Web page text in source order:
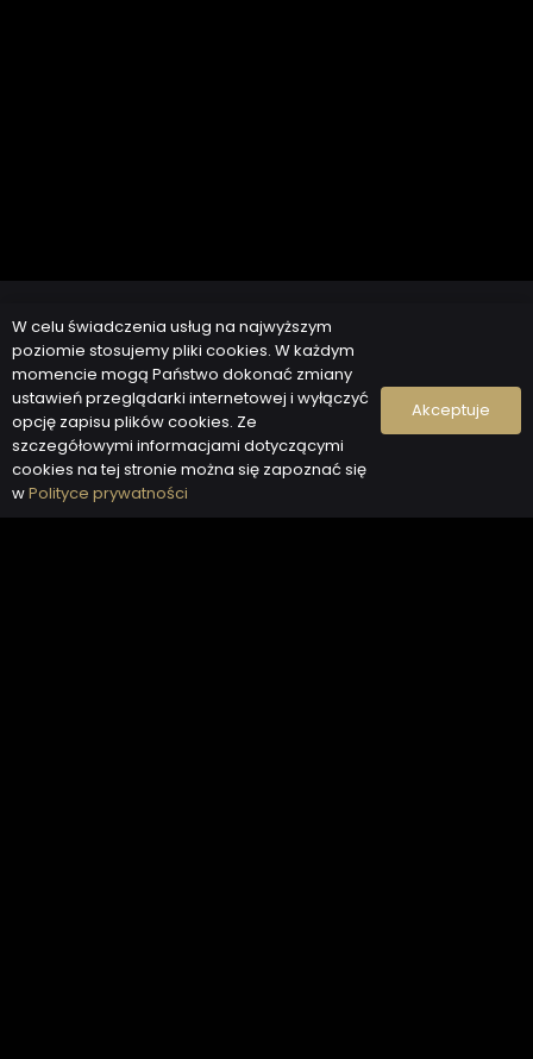
Контакт
Седалище:
Flukar Sp. z o.o.
W celu świadczenia usług na najwyższym
poziomie stosujemy pliki cookies. W każdym
momencie mogą Państwo dokonać zmiany
ustawień przeglądarki internetowej i wyłączyć
opcję zapisu plików cookies. Ze
szczegółowymi informacjami dotyczącymi
cookies na tej stronie można się zapoznać się
wPolityce prywatności
Akceptuje